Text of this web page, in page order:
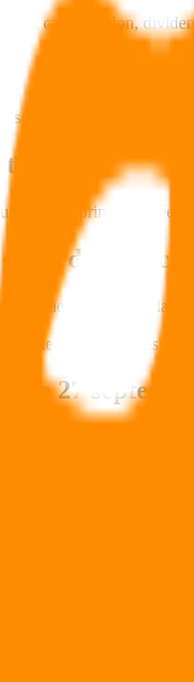
de capitalisation,
pas non plus soumis
?
liée aux primes versées
de mon
partie de l’argent placé
sur le rendement des
le 27
vie :
: soit 24,7 %
favorable.